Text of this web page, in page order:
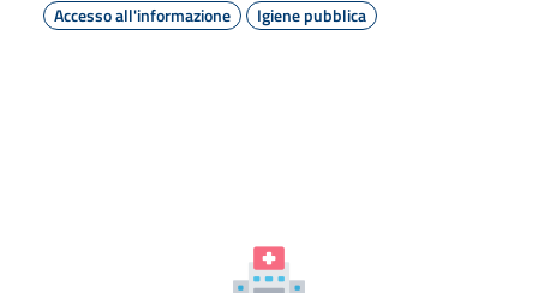
Accesso all'informazione
Igiene pubblica